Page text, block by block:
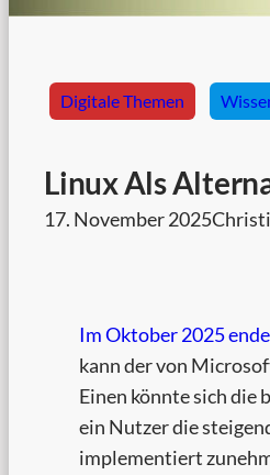
Digitale Themen
Linux Als
17. November 2025
Im Oktober 2025
kann der von
Einen könnte sich die
ein Nutzer die
implementiert